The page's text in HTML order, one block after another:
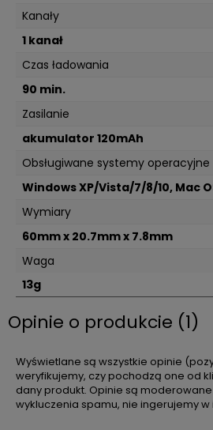
Kanały
1 kanał
Czas ładowania
90 min.
Zasilanie
akumulator 120mAh
Obsługiwane systemy operacyjne
Windows XP/Vista/7/8/10, Mac
Wymiary
60mm x 20.7mm x 7.8mm
Waga
13g
Opinie o produkcie (1)
Wyświetlane są wszystkie opinie
weryfikujemy, czy pochodzą one od
dany produkt. Opinie są
wykluczenia spamu, nie ingerujemy w